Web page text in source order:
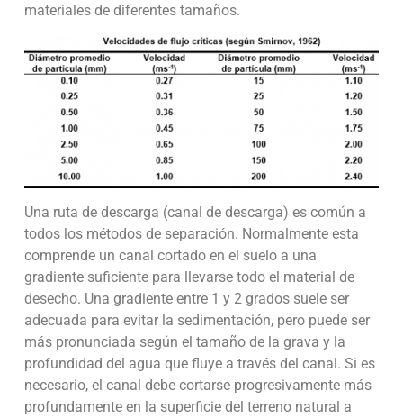
materiales de diferentes tamaños.
Una ruta de descarga (canal de descarga) es común a
todos los métodos de separación. Normalmente esta
comprende un canal cortado en el suelo a una
gradiente suficiente para llevarse todo el material de
desecho. Una gradiente entre 1 y 2 grados suele ser
adecuada para evitar la sedimentación, pero puede ser
más pronunciada según el tamaño de la grava y la
profundidad del agua que fluye a través del canal. Si es
necesario, el canal debe cortarse progresivamente más
profundamente en la superficie del terreno natural a